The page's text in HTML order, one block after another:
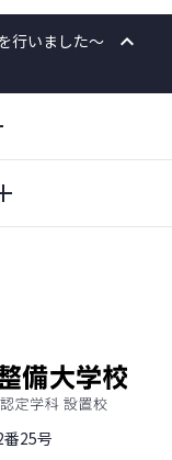
行いました～
25号